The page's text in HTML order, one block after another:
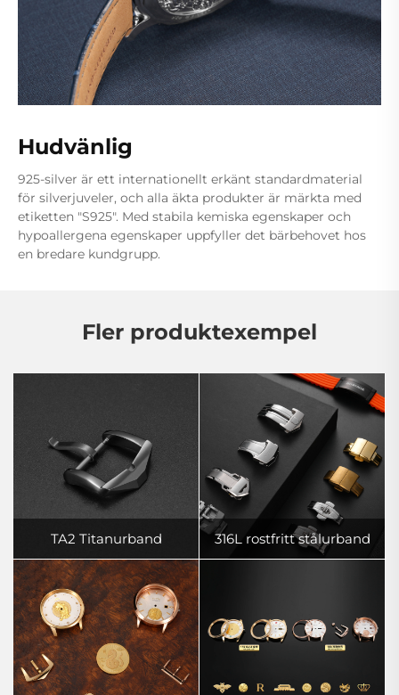
Hudvänlig
925-silver är ett internationellt erkänt standardmaterial
för silverjuveler, och alla äkta produkter är märkta med
etiketten "S925". Med stabila kemiska egenskaper och
hypoallergena egenskaper uppfyller det bärbehovet hos
en bredare kundgrupp.
Fler produktexempel
TA2 Titanurband 316L rostfritt stålurband